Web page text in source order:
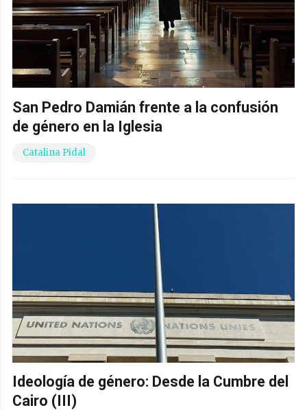
San Pedro Damián frente a la confusión
de género en la Iglesia
Catalina Pidal
Ideología de género: Desde la Cumbre del
Cairo (III)